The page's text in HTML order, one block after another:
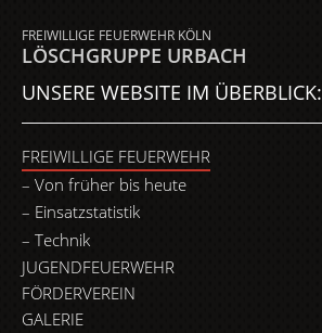
FREIWILLIGE FEUERWEHR KÖLN
LÖSCHGRUPPE URBACH
UNSERE WEBSITE IM ÜBERBLICK:
FREIWILLIGE FEUERWEHR
Von früher bis heute
Einsatzstatistik
Technik
JUGENDFEUERWEHR
FÖRDERVEREIN
GALERIE